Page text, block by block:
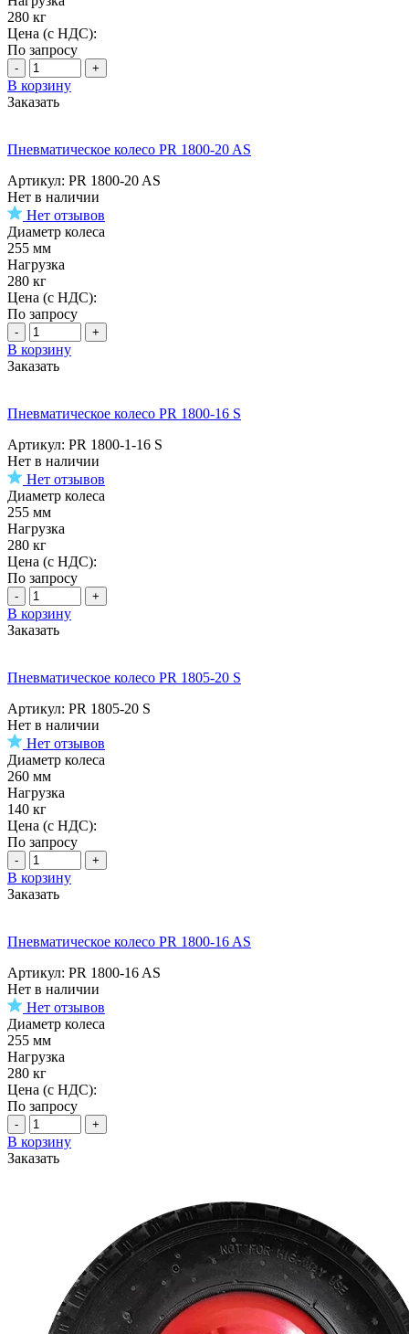
280 кг
Цена (с НДС):
По запросу
- +
В корзину
Заказать
Пневматическое колесо PR 1800-20 AS
Артикул: PR 1800-20 AS
Нет в наличии
Нет отзывов
Диаметр колеса
255 мм
Нагрузка
280 кг
Цена (с НДС):
По запросу
- +
В корзину
Заказать
Пневматическое колесо PR 1800-16 S
Артикул: PR 1800-1-16 S
Нет в наличии
Нет отзывов
Диаметр колеса
255 мм
Нагрузка
280 кг
Цена (с НДС):
По запросу
- +
В корзину
Заказать
Пневматическое колесо PR 1805-20 S
Артикул: PR 1805-20 S
Нет в наличии
Нет отзывов
Диаметр колеса
260 мм
Нагрузка
140 кг
Цена (с НДС):
По запросу
- +
В корзину
Заказать
Пневматическое колесо PR 1800-16 AS
Артикул: PR 1800-16 AS
Нет в наличии
Нет отзывов
Диаметр колеса
255 мм
Нагрузка
280 кг
Цена (с НДС):
По запросу
- +
В корзину
Заказать